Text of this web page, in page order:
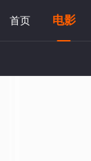
首页 电影